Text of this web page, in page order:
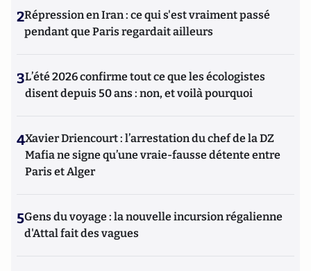
2Répression en Iran : ce qui s'est vraiment passé
pendant que Paris regardait ailleurs
3L’été 2026 confirme tout ce que les écologistes
disent depuis 50 ans : non, et voilà pourquoi
4Xavier Driencourt : l’arrestation du chef de la DZ
Mafia ne signe qu’une vraie-fausse détente entre
Paris et Alger
5Gens du voyage : la nouvelle incursion régalienne
d'Attal fait des vagues